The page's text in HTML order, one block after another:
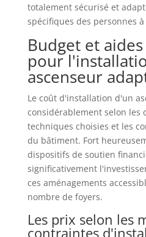
totalement sécurisé et
spécifiques des personnes
Budget et
pour
ascenseur
Le coût d'installation d'un
considérablement selon les
techniques choisies et les
du bâtiment. Fort
dispositifs de soutien
significativement
ces aménagements
nombre de foyers.
Les prix selon les
contraintes